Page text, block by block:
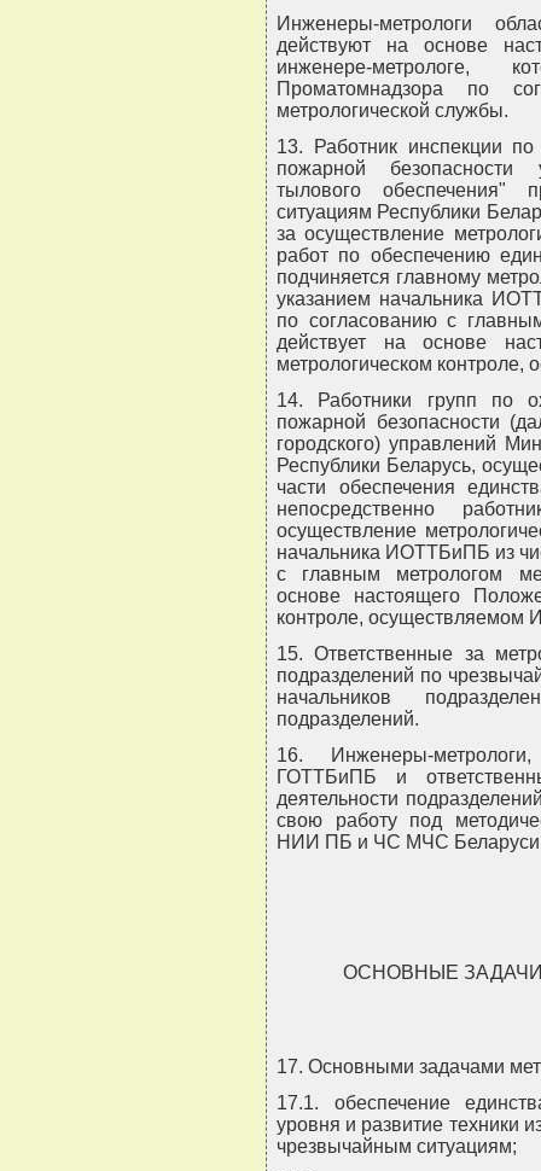
Инженеры-метрологи
действуют на основе
инженере-метрологе,
Проматомнадзора по
метрологической службы.
13. Работник инспекции
пожарной безопасности
тылового обеспечения"
ситуациям Республики
за осуществление
работ по обеспечению
подчиняется главному
указанием начальника
по согласованию с
действует на основе
метрологическом
14. Работники групп по
пожарной безопасности
городского) управлений
Республики Беларусь,
части обеспечения
непосредственно
осуществление
начальника ИОТТБиПБ из
с главным метрологом
основе настоящего
контроле,
15. Ответственные за
подразделений по
начальников
подразделений.
16. Инженеры-
ГОТТБиПБ и
деятельности
свою работу под
НИИ ПБ и ЧС МЧС
ОСНОВНЫЕ
17. Основными задачами
17.1. обеспечение
уровня и развитие техники
чрезвычайным ситуациям;